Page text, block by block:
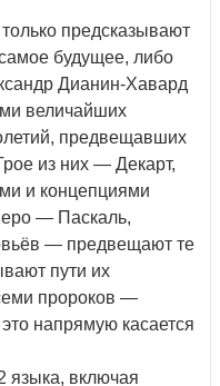
предсказывают
будущее, либо
Дианин-Хавард
величайших
предвещавших
из них — Декарт,
и концепциями
— Паскаль,
— предвещают те
пути их
пророков —
напрямую касается
языка, включая